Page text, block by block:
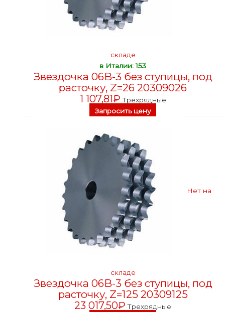
складе
в Италии: 153
Звездочка 06B-3 без ступицы, под
расточку, Z=26 20309026
1 107,81₽ Трехрядные
Запросить цену
Нет на
складе
Звездочка 06B-3 без ступицы, под
расточку, Z=125 20309125
23 017,50₽ Трехрядные